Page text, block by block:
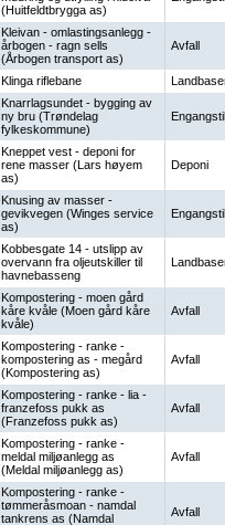
(Huitfeldtbrygga as)
Kleivan - omlastingsanlegg -
årbogen - ragn sells
(Årbogen transport as)
Avfall
Klinga riflebane
Knarrlagsundet - bygging av
ny bru (Trøndelag
fylkeskommune)
Kneppet vest - deponi for
rene masser (Lars høyem
as)
Deponi
Knusing av masser -
gevikvegen (Winges service
as)
Kobbesgate 14 - utslipp av
overvann fra oljeutskiller til
havnebasseng
Kompostering - moen gård
kåre kvåle (Moen gård kåre
kvåle)
Avfall
Kompostering - ranke -
kompostering as - megård
(Kompostering as)
Avfall
Kompostering - ranke - lia -
franzefoss pukk as
(Franzefoss pukk as)
Avfall
Kompostering - ranke -
meldal miljøanlegg as
(Meldal miljøanlegg as)
Avfall
Kompostering - ranke -
tømmeråsmoan - namdal
tankrens as (Namdal
Avfall